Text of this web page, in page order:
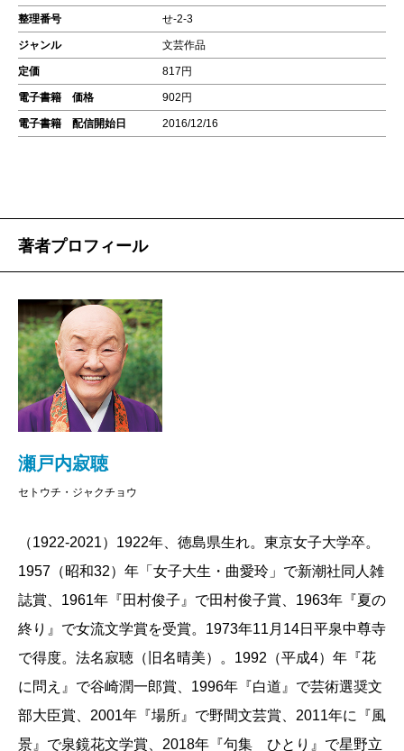
整理番号 せ-2-3
ジャンル 文芸作品
定価 817円
電子書籍 価格 902円
電子書籍 配信開始日 2016/12/16
著者プロフィール
瀬戸内寂聴
セトウチ・ジャクチョウ
（1922-2021）1922年、徳島県生れ。東京女子大学卒。
1957（昭和32）年「女子大生・曲愛玲」で新潮社同人雑
誌賞、1961年『田村俊子』で田村俊子賞、1963年『夏の
終り』で女流文学賞を受賞。1973年11月14日平泉中尊寺
で得度。法名寂聴（旧名晴美）。1992（平成4）年『花
に問え』で谷崎潤一郎賞、1996年『白道』で芸術選奨文
部大臣賞、2001年『場所』で野間文芸賞、2011年に『風
景』で泉鏡花文学賞、2018年『句集 ひとり』で星野立